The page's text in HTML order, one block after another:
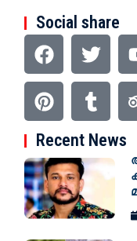
Social share
Recent News